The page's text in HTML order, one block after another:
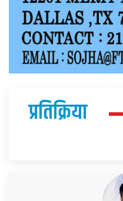
प्रतिक्रिया